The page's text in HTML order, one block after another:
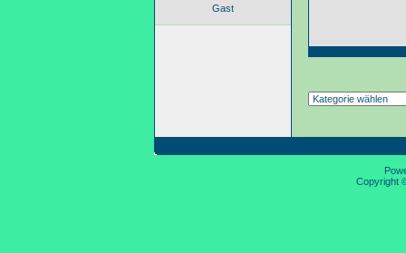
Gast
Copyright